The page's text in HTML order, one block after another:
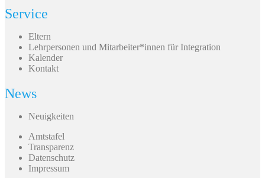
Service
Eltern
Lehrpersonen und Mitarbeiter*innen für Integration
Kalender
Kontakt
News
Neuigkeiten
Amtstafel
Transparenz
Datenschutz
Impressum